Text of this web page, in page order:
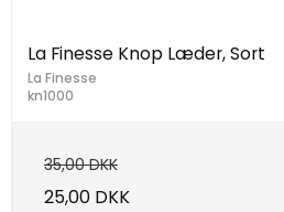
La Finesse Knop Læder, Sort
La Finesse
kn1000
35,00 DKK
25,00 DKK